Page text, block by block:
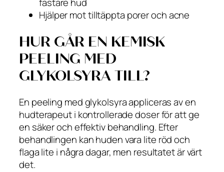
Hjälper mot tilltäppta porer och acne
HUR GÅR EN KEMISK
PEELING MED
GLYKOLSYRA TILL?
En peeling med glykolsyra appliceras av en
hudterapeut i kontrollerade doser för att ge
en säker och effektiv behandling. Efter
behandlingen kan huden vara lite röd och
flaga lite i några dagar, men resultatet är värt
det.